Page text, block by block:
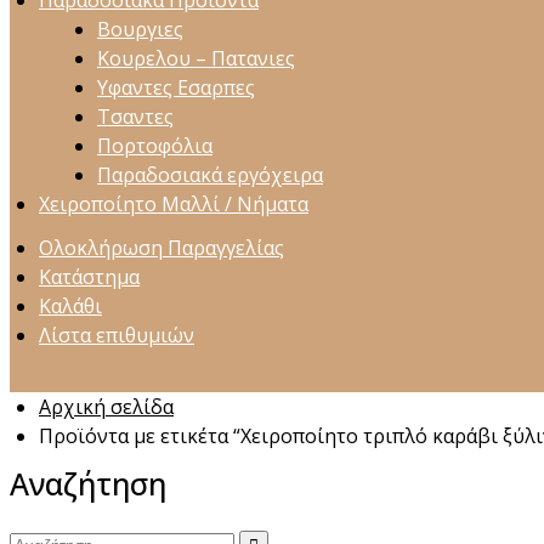
Βουργιες
Κουρελου – Πατανιες
Υφαντες Εσαρπες
Τσαντες
Πορτοφόλια
Παραδοσιακά εργόχειρα
Χειροποίητο Μαλλί / Νήματα
Ολοκλήρωση Παραγγελίας
Κατάστημα
Καλάθι
Λίστα επιθυμιών
Αρχική σελίδα
Προϊόντα με ετικέτα “Χειροποίητο τριπλό καράβι
Αναζήτηση